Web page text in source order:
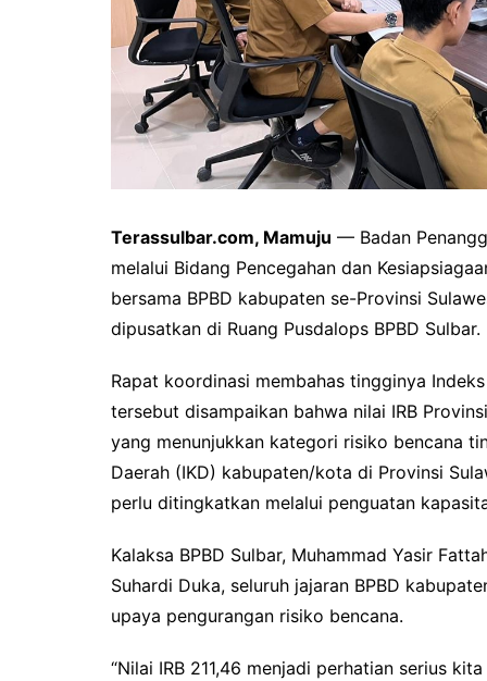
Terassulbar.com, Mamuju — Badan
melalui Bidang Pencegahan dan
bersama BPBD kabupaten se-Provinsi
dipusatkan di Ruang Pusdalops BPBD Sulbar.
Rapat koordinasi membahas tingginya
tersebut disampaikan bahwa nilai IRB
yang menunjukkan kategori risiko bencana
Daerah (IKD) kabupaten/kota di Provinsi
perlu ditingkatkan melalui penguatan
Kalaksa BPBD Sulbar, Muhammad Yasir
Suhardi Duka, seluruh jajaran BPBD
upaya pengurangan risiko bencana.
“Nilai IRB 211,46 menjadi perhatian serius